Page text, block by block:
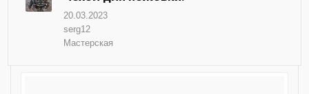
20.03.2023
serg12
Мастерская